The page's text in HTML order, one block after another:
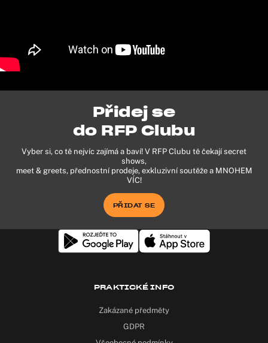
Přidej se
do RFP Clubu
Vyber si, co tě nejvíc zajímá a baví! V RFP Clubu tě čekají secret
shows,
meet & greets, přednostní prodeje, exkluzivní soutěže a MNOHEM
VÍC!
PŘIDAT SE
PRAKTICKÉ INFO
Zakázané předměty
GDPR